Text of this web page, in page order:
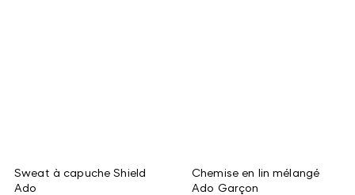
Sweat à capuche Shield
Ado
Chemise en lin mélangé
Ado Garçon